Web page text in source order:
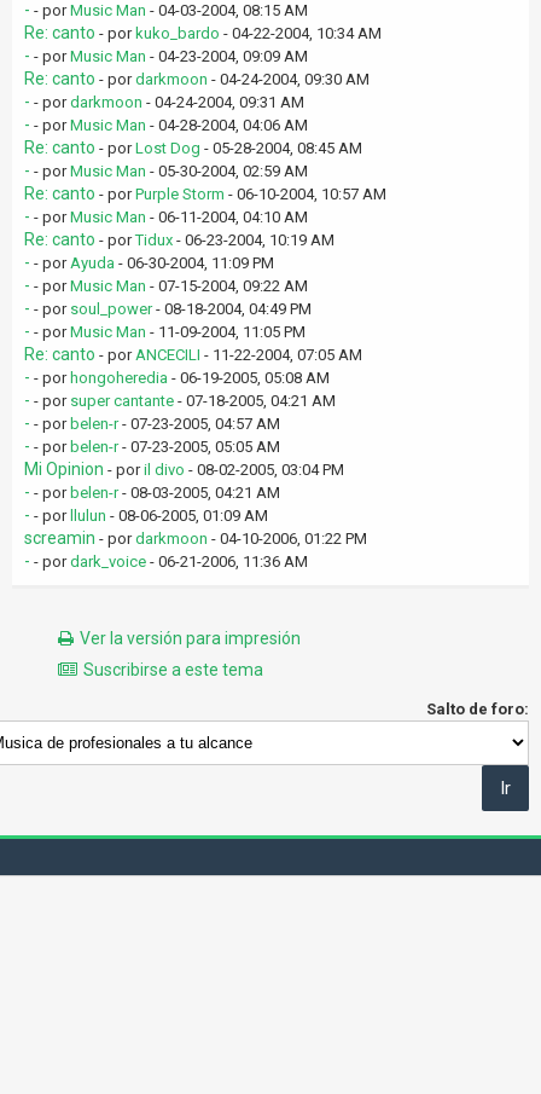
- - porMusic Man - 04-03-2004, 08:15 AM
Re: canto - por kuko_bardo - 04-22-2004, 10:34 AM
- - porMusic Man - 04-23-2004, 09:09 AM
Re: canto - pordarkmoon - 04-24-2004, 09:30 AM
- - pordarkmoon - 04-24-2004, 09:31 AM
- - porMusic Man - 04-28-2004, 04:06 AM
Re: canto - porLost Dog - 05-28-2004, 08:45 AM
- - porMusic Man - 05-30-2004, 02:59 AM
Re: canto - porPurple Storm - 06-10-2004, 10:57 AM
- - porMusic Man - 06-11-2004, 04:10 AM
Re: canto - porTidux - 06-23-2004, 10:19 AM
- - porAyuda - 06-30-2004, 11:09 PM
- - porMusic Man - 07-15-2004, 09:22 AM
- - por soul_power- 08-18-2004, 04:49 PM
- - porMusic Man - 11-09-2004, 11:05 PM
Re: canto - porANCECILI - 11-22-2004, 07:05 AM
- - por hongoheredia - 06-19-2005, 05:08 AM
- - por super cantante - 07-18-2005, 04:21 AM
- - por belen-r- 07-23-2005, 04:57 AM
- - por belen-r- 07-23-2005, 05:05 AM
Mi Opinion - poril divo - 08-02-2005, 03:04 PM
- - por belen-r- 08-03-2005, 04:21 AM
- - por llulun - 08-06-2005, 01:09 AM
screamin - pordarkmoon - 04-10-2006, 01:22 PM
- - pordark_voice - 06-21-2006, 11:36 AM
Ver la versión para impresión
Suscribirse a este tema
Salto de foro: